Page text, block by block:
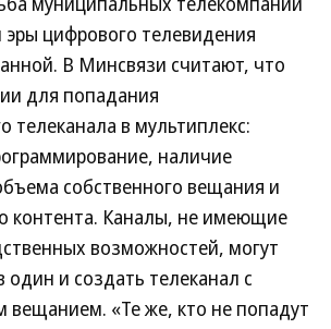
эры цифрового телевидения
В Минсвязи считают, что
для попадания
телеканала в мультиплекс:
наличие
собственного вещания и
контента. Каналы, не имеющие
возможностей, могут
один и создать телеканал с
вещанием. «Те же, кто не попадут